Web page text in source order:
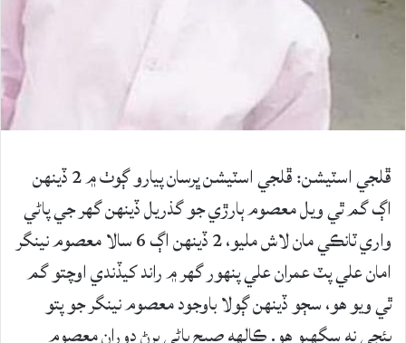
ڦلجي اسٽيشن: ڦلجي اسٽيشن ڀرسان پيارو ڳوٺ ۾ 2 ڏينهن
اڳ گم ٿي ويل معصوم ٻارڙي جو گذريل ڏينهن گهر جي پاڻي
واري ٽانڪي مان لاش مليو، 2 ڏينهن اڳ 6 سالا معصوم نينگر
امان علي پٽ عمران علي پنهور گهر ۾ راند کيڏندي اوچتو گم
ٿي ويو هو، سڄو ڏينهن ڳولا باوجود معصوم نينگر جو پتو
پئجي نه سگھيو هو. ڪالهه صبح پاڻي ڀرڻ دوران معصوم